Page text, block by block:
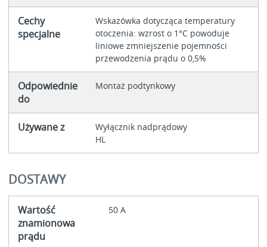
Cechy
specjalne
Wskazówka dotycząca temperatury
otoczenia: wzrost o 1°C powoduje
liniowe zmniejszenie pojemności
przewodzenia prądu o 0,5%
Odpowiednie
do
Montaż podtynkowy
Używane z
Wyłącznik nadprądowy
HL
DOSTAWY
Wartość
znamionowa
prądu
50 A